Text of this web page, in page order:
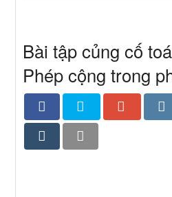
Bài tập củng cố
Phép cộng trong